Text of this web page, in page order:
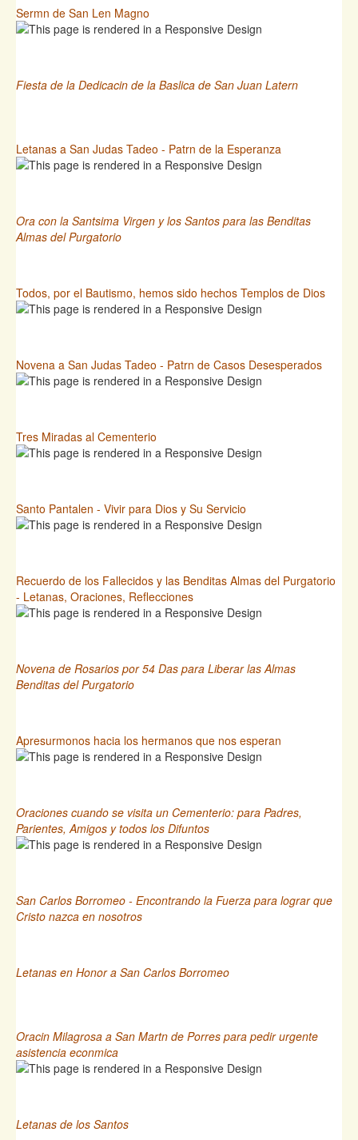
Sermn de San Len Magno
Fiesta de la Dedicacin de la Baslica de San Juan Latern
Letanas a San Judas Tadeo - Patrn de la Esperanza
Ora con la Santsima Virgen y los Santos para las Benditas
Almas del Purgatorio
Todos, por el Bautismo, hemos sido hechos Templos de Dios
Novena a San Judas Tadeo - Patrn de Casos Desesperados
Tres Miradas al Cementerio
Santo Pantalen - Vivir para Dios y Su Servicio
Recuerdo de los Fallecidos y las Benditas Almas del Purgatorio
- Letanas, Oraciones, Reflecciones
Novena de Rosarios por 54 Das para Liberar las Almas
Benditas del Purgatorio
Apresurmonos hacia los hermanos que nos esperan
Oraciones cuando se visita un Cementerio: para Padres,
Parientes, Amigos y todos los Difuntos
San Carlos Borromeo - Encontrando la Fuerza para lograr que
Cristo nazca en nosotros
Letanas en Honor a San Carlos Borromeo
Oracin Milagrosa a San Martn de Porres para pedir urgente
asistencia econmica
Letanas de los Santos